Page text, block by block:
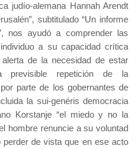
judío-alemana Hannah Arendt
subtitulado “Un informe
nos ayudó a comprender las
a su capacidad crítica
de la necesidad de estar
previsible repetición de la
parte de los gobernantes de
la sui-genéris democracia
Korstanje “el miedo y no la
hombre renuncie a su voluntad
de vista que en ese acto